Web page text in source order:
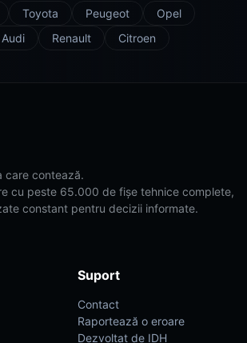
Toyota Peugeot
Opel
Audi Renault Citroen
care contează.
cu peste 65.000 de fișe tehnice complete,
constant pentru decizii informate.
Suport
Contact
Raportează o eroare
Dezvoltat de IDH